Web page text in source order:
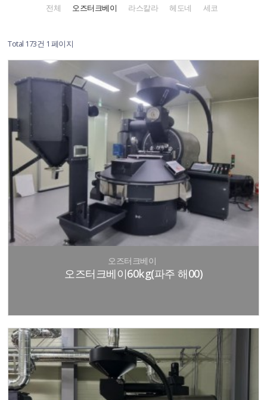
전체 오즈터크베이 라스칼라 헤도네 세코
Total 173건 1 페이지
오즈터크베이
오즈터크베이60kg(파주 해00)